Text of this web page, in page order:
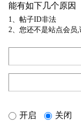
能有如下几个原因
1、帖子ID非法
2、您还不是站点会员
开启 关闭